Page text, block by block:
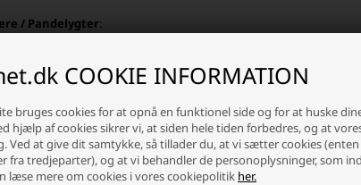
COOKIE INFORMATION
bruges cookies for at opnå en funktionel side og for at huske
hjælp af cookies sikrer vi, at siden hele tiden forbedres, og at
Ved at give dit samtykke, så tillader du, at vi sætter cookies
fra tredjeparter), og at vi behandler de personoplysninger, som
læse mere om cookies i vores cookiepolitik her.
/ Pandelygter:
belysning under cykelture eller andre aktiviteter, tilbyder vores
hjelmen får du optimal synlighed uden at gå på kompromis
og alsidig belysning med vores magnetiske holdere. Disse
du kan justere lygtens vinkel efter behov. Uanset om det er på